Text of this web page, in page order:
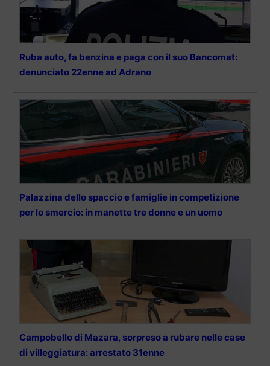
Ruba auto, fa benzina e paga con il suo Bancomat:
denunciato 22enne ad Adrano
Palazzina dello spaccio e famiglie in competizione
per lo smercio: in manette tre donne e un uomo
Campobello di Mazara, sorpreso a rubare nelle case
di villeggiatura: arrestato 31enne